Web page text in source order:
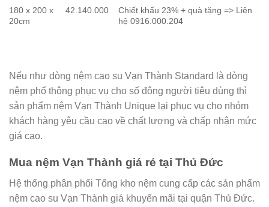
180 x 200 x
20cm
42.140.000
Chiết khấu 23% + quà tặng => Liên
hệ 0916.000.204
Nếu như dòng nệm cao su Vạn Thành Standard là dòng
nệm phổ thông phục vụ cho số đông người tiêu dùng thì
sản phẩm nệm Vạn Thành Unique lại phục vụ cho nhóm
khách hàng yêu cầu cao về chất lượng và chấp nhận mức
giá cao.
Mua nệm Vạn Thành giá rẻ tại Thủ Đức
Hệ thống phân phối Tổng kho nệm cung cấp các sản phẩm
nệm cao su Vạn Thành giá khuyến mãi tại quận Thủ Đức.